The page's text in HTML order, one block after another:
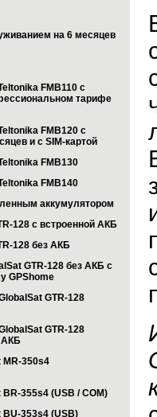
на 6 месяцев
FMB110 с
тарифе
FMB120 с
и с SIM-картой
FMB130
FMB140
аккумулятором
128 с встроенной АКБ
128 без АКБ
GTR-128 без АКБ с
GPShome
GTR-128
GTR-128
АКБ
MR-350s4
355s4 (USB / COM)
BU-353s4 (USB)